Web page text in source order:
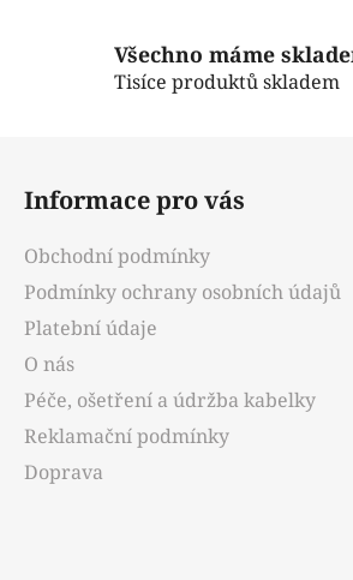
Všechno máme
Tisíce produktů skladem
Informace pro vás
Obchodní podmínky
Podmínky ochrany osobních údajů
Platební údaje
O nás
Péče, ošetření a údržba kabelky
Reklamační podmínky
Doprava